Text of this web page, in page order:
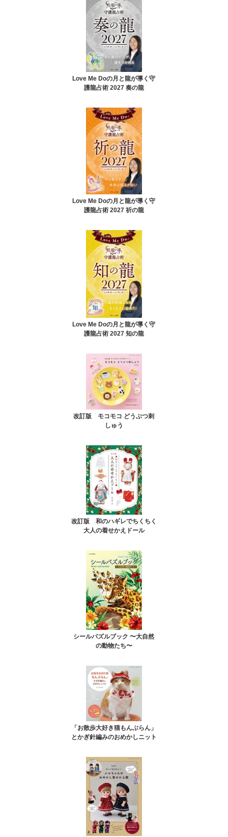
Love Me Doの月と龍が導く守
護龍占術 2027 奏の龍
Love Me Doの月と龍が導く守
護龍占術 2027 祈の龍
Love Me Doの月と龍が導く守
護龍占術 2027 知の龍
改訂版 モコモコ どうぶつ刺
しゅう
改訂版 和のハギレでちくちく
大人の着せかえドール
シールパズルブック 〜大自然
の動物たち〜
「お散歩大好き猫もんぶらん」
とかぎ針編みのおめかしニット